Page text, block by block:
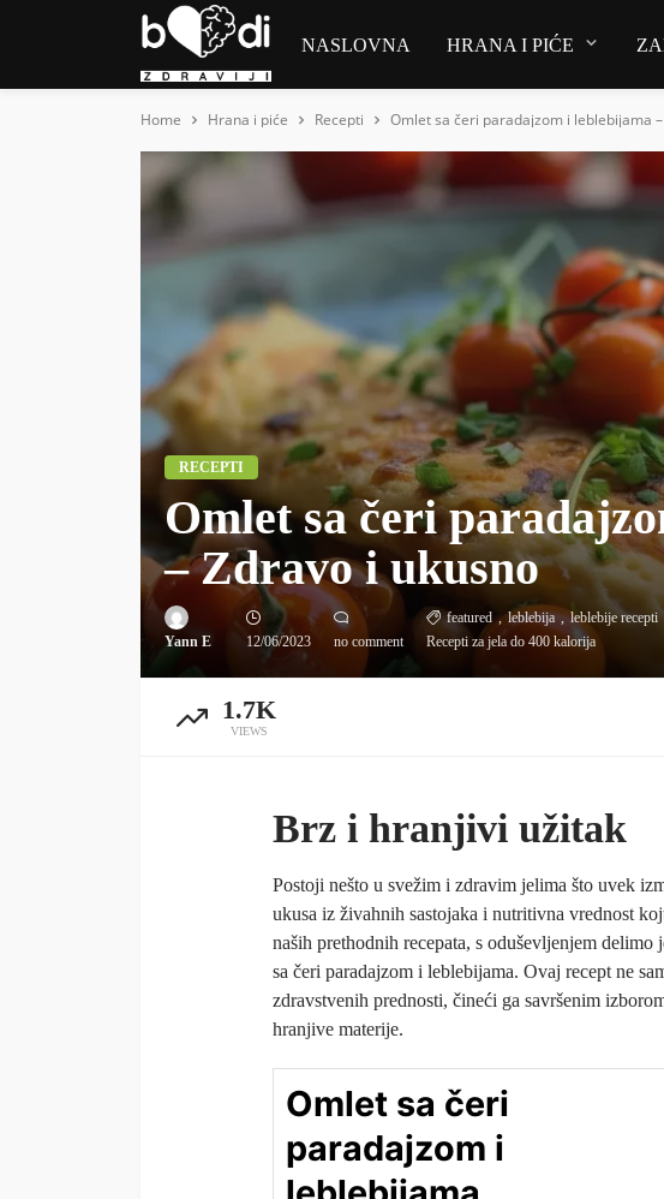
NASLOVNA HRANA I PIĆE
Home Hrana i piće Recepti Omlet sa čeri paradajzom i leblebijama
RECEPTI
Omlet sa čeri
– Zdravo i ukusno
Yann E 12/06/2023 no comment
featured leblebija leblebije recepti
Recepti za jela do 400 kalorija
1.7K
VIEWS
Brz i hranjivi užitak
Postoji nešto u svežim i zdravim jelima što uvek
ukusa iz živahnih sastojaka i nutritivna vrednost
naših prethodnih recepata, s oduševljenjem
sa čeri paradajzom i leblebijama. Ovaj recept ne
zdravstvenih prednosti, čineći ga savršenim
hranjive materije.
Omlet sa čeri
paradajzom i